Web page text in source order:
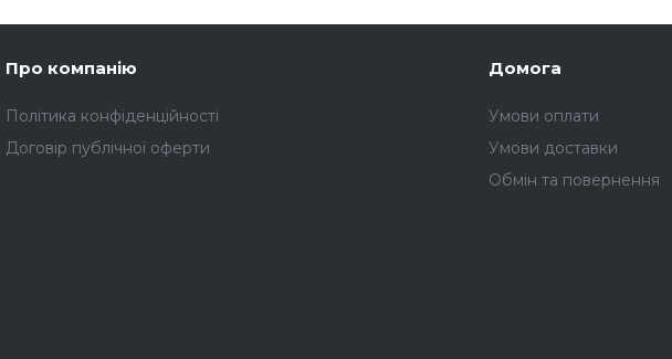
Про компанію
Політика конфіденційності
Договір публічної оферти
Домога
Умови оплати
Умови доставки
Обмін та повернення